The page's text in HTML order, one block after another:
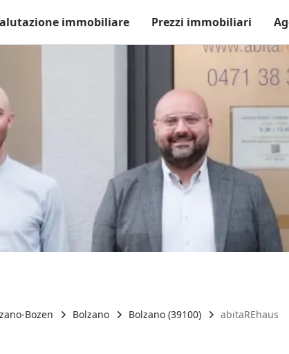
immobiliare Prezzi immobiliari
Bozen Bolzano Bolzano (39100) abitaREhaus